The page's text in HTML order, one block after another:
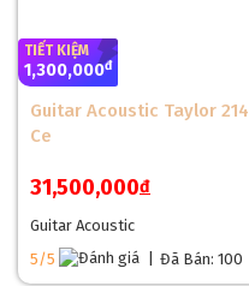
TIẾT KIỆM
1,300,000đ
Guitar Acoustic Taylor 214
Ce
31,500,000đ
Guitar Acoustic
5/5
Đã Bán: 100